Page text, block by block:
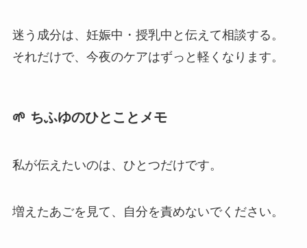
迷う成分は、妊娠中・授乳中と伝えて相談する。
それだけで、今夜のケアはずっと軽くなります。
🌱 ちふゆのひとことメモ
私が伝えたいのは、ひとつだけです。
増えたあごを見て、自分を責めないでください。